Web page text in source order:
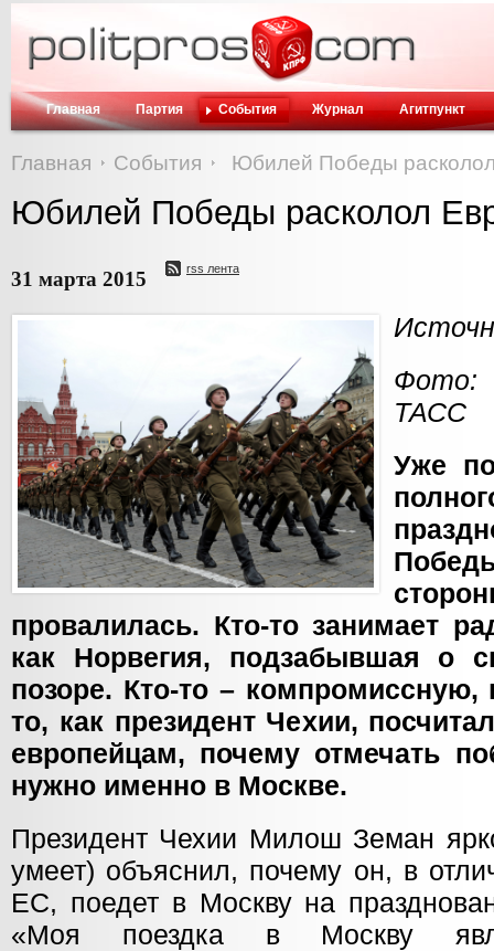
Главная Партия События Журнал Агитпункт
Главная События Юбилей Победы
Юбилей Победы расколол
31 марта 2015 rss лента
Фото:
ТАСС
Уже
провалилась. Кто-то занимает
как Норвегия, подзабывшая о
позоре. Кто-то – компромиссную,
то, как президент Чехии,
европейцам, почему отмечать
нужно именно в Москве.
Президент Чехии Милош Земан
умеет) объяснил, почему он, в
ЕС, поедет в Москву на
«Моя поездка в Москву